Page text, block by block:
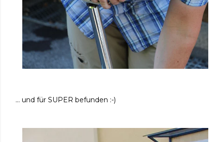
... und für SUPER befunden :-)